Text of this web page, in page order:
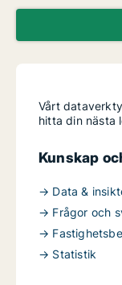
Vårt
hitta din nästa
Kunskap
→ Data &
→ Frågor och
→
→ Statistik